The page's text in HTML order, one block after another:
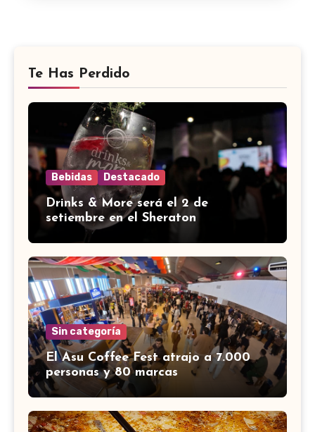
Te Has Perdido
Bebidas Destacado
Drinks & More será el 2 de
setiembre en el Sheraton
Sin categoría
El Asu Coffee Fest atrajo a 7.000
personas y 80 marcas